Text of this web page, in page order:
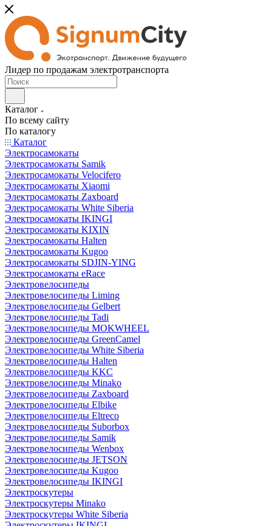
Лидер по продажам электротранспорта
Каталог
По всему сайту
По каталогу
Каталог
Электросамокаты
Электросамокаты Samik
Электросамокаты Velocifero
Электросамокаты Xiaomi
Электросамокаты Zaxboard
Электросамокаты White Siberia
Электросамокаты IKINGI
Электросамокаты KIXIN
Электросамокаты Halten
Электросамокаты Kugoo
Электросамокаты SDJIN-YING
Электросамокаты eRace
Электровелосипеды
Электровелосипеды Liming
Электровелосипеды Gelbert
Электровелосипеды Tadi
Электровелосипеды MOKWHEEL
Электровелосипеды GreenCamel
Электровелосипеды White Siberia
Электровелосипеды Halten
Электровелосипеды KKC
Электровелосипеды Minako
Электровелосипеды Zaxboard
Электровелосипеды Elbike
Электровелосипеды Eltreco
Электровелосипеды Suborbox
Электровелосипеды Samik
Электровелосипеды Wenbox
Электровелосипеды JETSON
Электровелосипеды Kugoo
Электровелосипеды IKINGI
Электроскутеры
Электроскутеры Minako
Электроскутеры White Siberia